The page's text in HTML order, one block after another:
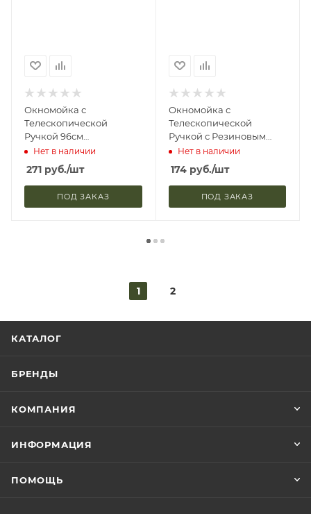
Окномойка с
Телескопической
Ручкой 96см
Поворотная Насадка
20см Ветта 444-333
Нет в наличии
271 руб./шт
ПОД ЗАКАЗ
Окномойка с
Телескопической
Ручкой с Резиновым
Держателем 111см Серая
КFС-010 Vetta 444-017
Нет в наличии
174руб./шт
ПОД ЗАКАЗ
1 2
КАТАЛОГ
БРЕНДЫ
КОМПАНИЯ
ИНФОРМАЦИЯ
ПОМОЩЬ